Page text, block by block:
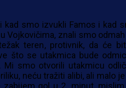
kad smo izvukli Famos i kad
Vojkovičima, znali smo
teren, protivnik, da će
što se utakmica bude
smo otvorili utakmicu
neću tražiti alibi, ali malo